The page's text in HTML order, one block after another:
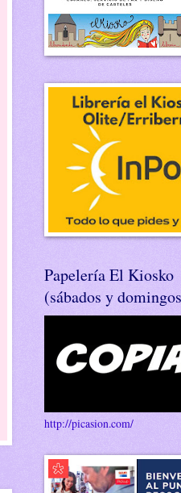
Papelería El Kiosko
(sábados y
http://picasion.com/